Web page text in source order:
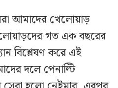
আমাদের খেলোয়াড়
গত এক বছরের
বিশ্লেষণ করে এই
দলে পেনাল্টি